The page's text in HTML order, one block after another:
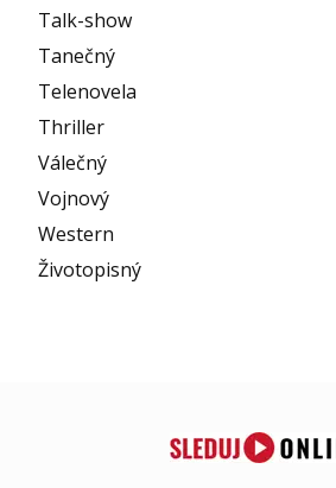
Talk-show
Tanečný
Telenovela
Thriller
Válečný
Vojnový
Western
Životopisný